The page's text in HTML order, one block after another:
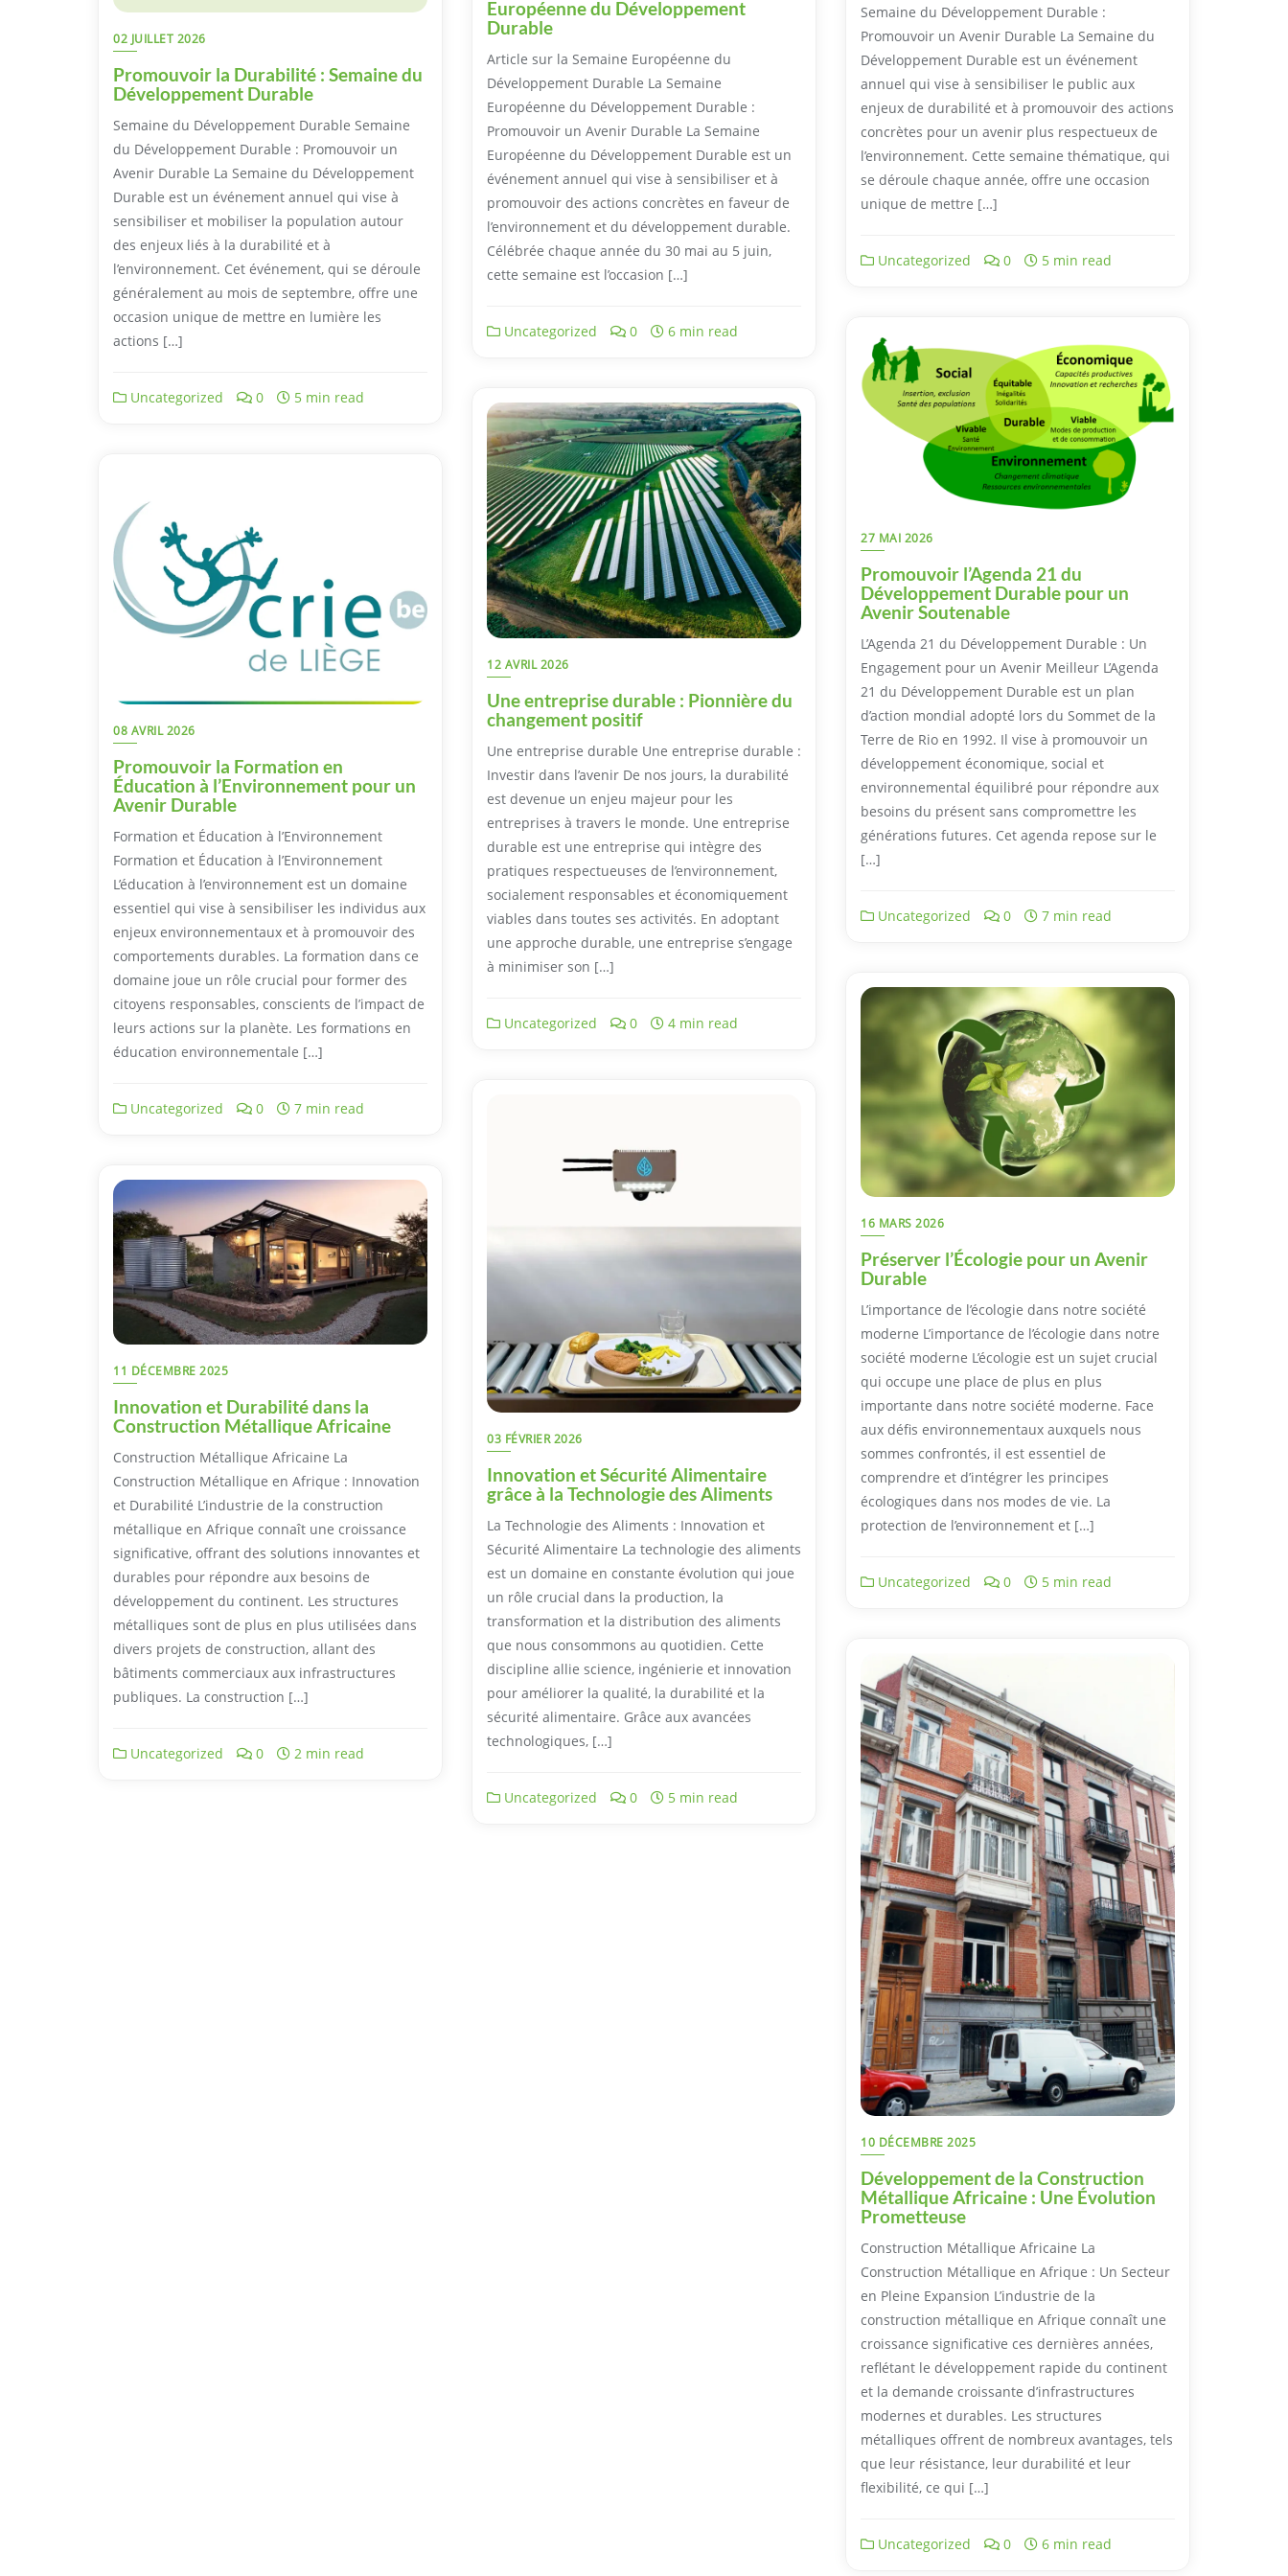
02 JUILLET 2026
Promouvoir la Durabilité : Semaine du
Développement Durable
Semaine du Développement Durable Semaine
du Développement Durable : Promouvoir un
Avenir Durable La Semaine du Développement
Durable est un événement annuel qui vise à
sensibiliser et mobiliser la population autour
des enjeux liés à la durabilité et à
l’environnement. Cet événement, qui se déroule
généralement au mois de septembre, offre une
occasion unique de mettre en lumière les
actions […]
Uncategorized 0 5 min read
Européenne du Développement
Durable
Article sur la Semaine Européenne du
Développement Durable La Semaine
Européenne du Développement Durable :
Promouvoir un Avenir Durable La Semaine
Européenne du Développement Durable est un
événement annuel qui vise à sensibiliser et à
promouvoir des actions concrètes en faveur de
l’environnement et du développement durable.
Célébrée chaque année du 30 mai au 5 juin,
cette semaine est l’occasion […]
Uncategorized 0 6 min read
Semaine du Développement Durable :
Promouvoir un Avenir Durable La Semaine du
Développement Durable est un événement
annuel qui vise à sensibiliser le public aux
enjeux de durabilité et à promouvoir des actions
concrètes pour un avenir plus respectueux de
l’environnement. Cette semaine thématique, qui
se déroule chaque année, offre une occasion
unique de mettre […]
Uncategorized 0 5 min read
27 MAI 2026
Promouvoir l’Agenda 21 du
Développement Durable pour un
Avenir Soutenable
L’Agenda 21 du Développement Durable : Un
Engagement pour un Avenir Meilleur L’Agenda
21 du Développement Durable est un plan
d’action mondial adopté lors du Sommet de la
Terre de Rio en 1992. Il vise à promouvoir un
développement économique, social et
environnemental équilibré pour répondre aux
besoins du présent sans compromettre les
générations futures. Cet agenda repose sur le
[…]
Uncategorized 0 7 min read
12 AVRIL 2026
Une entreprise durable : Pionnière du
changement positif
Une entreprise durable Une entreprise durable :
Investir dans l’avenir De nos jours, la durabilité
est devenue un enjeu majeur pour les
entreprises à travers le monde. Une entreprise
durable est une entreprise qui intègre des
pratiques respectueuses de l’environnement,
socialement responsables et économiquement
viables dans toutes ses activités. En adoptant
une approche durable, une entreprise s’engage
à minimiser son […]
Uncategorized 0 4 min read
08 AVRIL 2026
Promouvoir la Formation en
Éducation à l’Environnement pour un
Avenir Durable
Formation et Éducation à l’Environnement
Formation et Éducation à l’Environnement
L’éducation à l’environnement est un domaine
essentiel qui vise à sensibiliser les individus aux
enjeux environnementaux et à promouvoir des
comportements durables. La formation dans ce
domaine joue un rôle crucial pour former des
citoyens responsables, conscients de l’impact de
leurs actions sur la planète. Les formations en
éducation environnementale […]
Uncategorized 0 7 min read
16 MARS 2026
Préserver l’Écologie pour un Avenir
Durable
L’importance de l’écologie dans notre société
moderne L’importance de l’écologie dans notre
société moderne L’écologie est un sujet crucial
qui occupe une place de plus en plus
importante dans notre société moderne. Face
aux défis environnementaux auxquels nous
sommes confrontés, il est essentiel de
comprendre et d’intégrer les principes
écologiques dans nos modes de vie. La
protection de l’environnement et […]
Uncategorized 0 5 min read
03 FÉVRIER 2026
Innovation et Sécurité Alimentaire
grâce à la Technologie des Aliments
La Technologie des Aliments : Innovation et
Sécurité Alimentaire La technologie des aliments
est un domaine en constante évolution qui joue
un rôle crucial dans la production, la
transformation et la distribution des aliments
que nous consommons au quotidien. Cette
discipline allie science, ingénierie et innovation
pour améliorer la qualité, la durabilité et la
sécurité alimentaire. Grâce aux avancées
technologiques, […]
Uncategorized 0 5 min read
11 DÉCEMBRE 2025
Innovation et Durabilité dans la
Construction Métallique Africaine
Construction Métallique Africaine La
Construction Métallique en Afrique : Innovation
et Durabilité L’industrie de la construction
métallique en Afrique connaît une croissance
significative, offrant des solutions innovantes et
durables pour répondre aux besoins de
développement du continent. Les structures
métalliques sont de plus en plus utilisées dans
divers projets de construction, allant des
bâtiments commerciaux aux infrastructures
publiques. La construction […]
Uncategorized 0 2 min read
10 DÉCEMBRE 2025
Développement de la Construction
Métallique Africaine : Une Évolution
Prometteuse
Construction Métallique Africaine La
Construction Métallique en Afrique : Un Secteur
en Pleine Expansion L’industrie de la
construction métallique en Afrique connaît une
croissance significative ces dernières années,
reflétant le développement rapide du continent
et la demande croissante d’infrastructures
modernes et durables. Les structures
métalliques offrent de nombreux avantages, tels
que leur résistance, leur durabilité et leur
flexibilité, ce qui […]
Uncategorized 0 6 min read